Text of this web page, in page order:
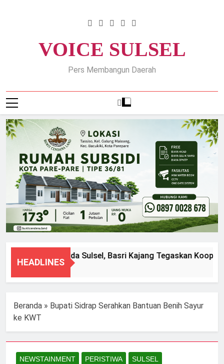
VOICE SULSEL
Pers Membangun Daerah
HEADLINES
Diperiksa Polda Sulsel, Basri Kajang Tegaskan
Beranda » Bupati Sidrap Serahkan Bantuan Benih Sayur
ke KWT
NEWSTAINMENT PERISTIWA SULSEL